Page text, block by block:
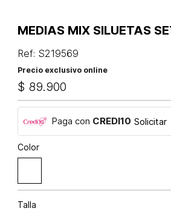
MEDIAS MIX SILUETAS
Ref: S219569
Precio exclusivo online
$ 89.900
Paga con CREDI10 Solicitar
Color
Talla